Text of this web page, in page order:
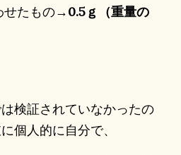
せたもの→0.5ｇ（重量の
検証されていなかったの
個人的に自分で、